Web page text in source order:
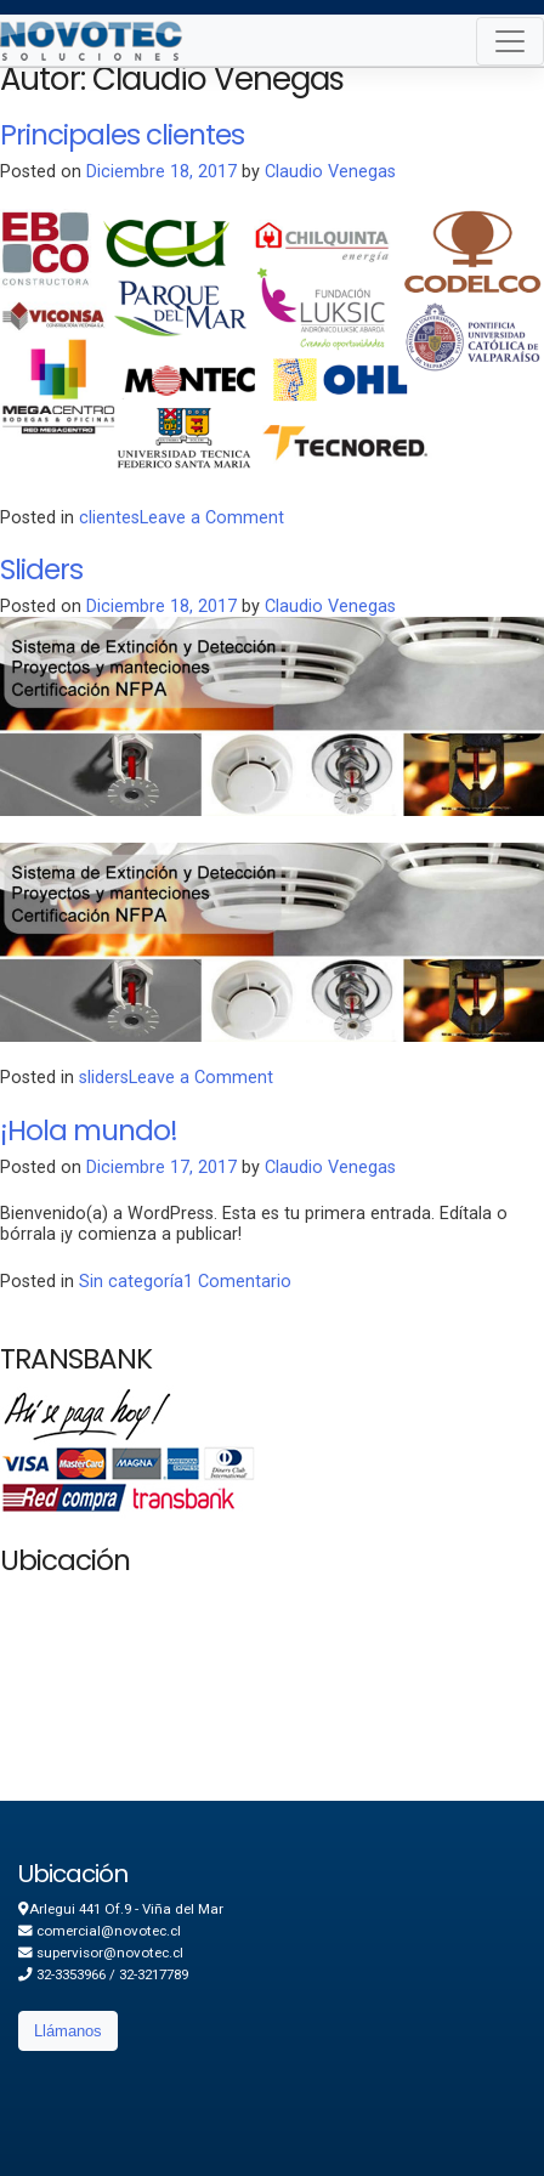
Skip
to
content
Autor:Claudio Venegas
Principales clientes
Posted on Diciembre 18, 2017 by Claudio Venegas
Posted in clientesLeave a Commenton
Sliders
Posted on Diciembre 18, 2017 by Claudio Venegas
Posted in slidersLeave a Commenton
¡Hola mundo!
Posted on Diciembre 17, 2017 by Claudio Venegas
Bienvenido(a) a WordPress. Esta es tu primera entrada. Edítala o
bórrala ¡y comienza a publicar!
Posted in Sin categoría1 Comentario
TRANSBANK
Ubicación
Ubicación
Arlegui 441 Of.9 - Viña del Mar
comercial@novotec.cl
supervisor@novotec.cl
32-3353966 / 32-3217789
Llámanos